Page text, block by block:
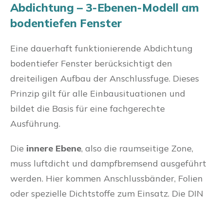
Abdichtung – 3-Ebenen-Modell am
bodentiefen Fenster
Eine dauerhaft funktionierende Abdichtung
bodentiefer Fenster berücksichtigt den
dreiteiligen Aufbau der Anschlussfuge. Dieses
Prinzip gilt für alle Einbausituationen und
bildet die Basis für eine fachgerechte
Ausführung.
Die innere Ebene, also die raumseitige Zone,
muss luftdicht und dampfbremsend ausgeführt
werden. Hier kommen Anschlussbänder, Folien
oder spezielle Dichtstoffe zum Einsatz. Die DIN